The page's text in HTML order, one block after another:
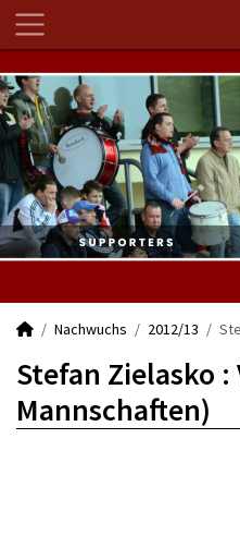
Nachwuchs 2012/13
Stefan Zielasko
Mannschaften)